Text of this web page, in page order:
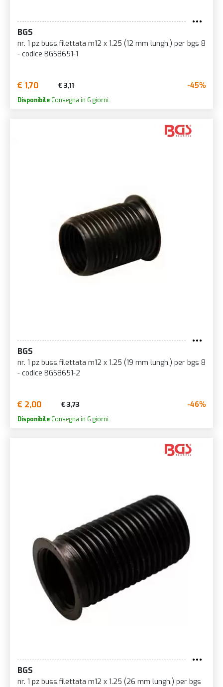
BGS
nr. 1 pz buss.filettata m12 x 1.25 (12 mm lungh.) per bgs 8
- codice BGS8651-1
€ 1,70 € 3,11 -45%
Disponibile Consegna in 6 giorni.
BGS
nr. 1 pz buss.filettata m12 x 1.25 (19 mm lungh.) per bgs 8
- codice BGS8651-2
€ 2,00 € 3,73 -46%
Disponibile Consegna in 6 giorni.
BGS
nr. 1 pz buss.filettata m12 x 1.25 (26 mm lungh.) per bgs